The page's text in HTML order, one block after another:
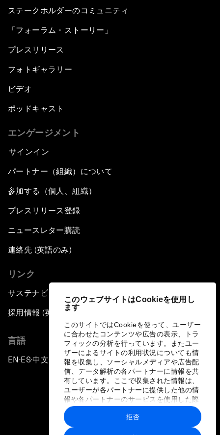
このウェブサイトはCookieを使用し
ます
このサイトではCookieを使って、ユーザー
に合わせたコンテンツや広告の表示、トラ
フィックの分析を行っています。またユー
ザーによるサイトの利用状況についても情
報を収集し、ソーシャルメディアや広告配
信、データ解析の各パートナーに情報を共
有しています。ここで収集された情報は、
ユーザーが各パートナーに提供した他の情
報や各パートナーのサービスを使用した際
に収集された情報と組み合わされ、各パー
トナーによって使用されることがありま
す。
拒否
ステークホルダーのコミュニティ
「フォーラム・ストーリー」
プレスリリース
フォトギャラリー
ビデオ
ポッドキャスト
エンゲージメント
サインイン
パートナー（組織）について
参加する（個人、組織）
プレスリリース登録
ニュースレター購読
連絡先 (英語のみ)
リンク
サステナビリティへの取り組み
採用情報 (英語のみ)
言語
EN ▪ES▪中文▪ 日本語
プライバシーポリシーと利用規約